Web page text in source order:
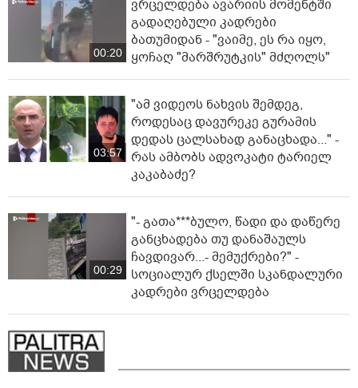
00:20
ვრცელდება ავარიის მომენტში
გადაღებული კადრები
ბათუმიდან - "ვაიმე, ეს რა იყო,
ყოჩაღ "მარშრუტკის" მძღოლს"
03:57
"ამ ვიდეოს ნახვის შემდეგ,
როდესაც დავურეკე გურამის
დედას ცალსახად განაცხადა..." -
რას ამბობს ადვოკატი ტარიელ
კაკაბაძე?
00:29
"- გათა***ბულო, წადი და დაწერე
განცხადება თუ დანაშაულს
ჩავდივარ...- მემუქრები?" -
სოციალურ ქსელში სკანდალური
კადრები ვრცელდება